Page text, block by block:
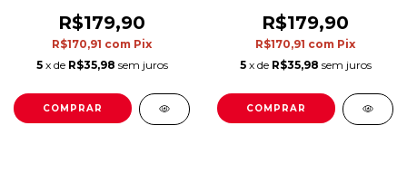
R$179,90
R$170,91 com Pix
5 x de R$35,98 sem juros
COMPRAR
preta
R$179,90
R$170,91 com Pix
5 x de R$35,98 sem juros
COMPRAR